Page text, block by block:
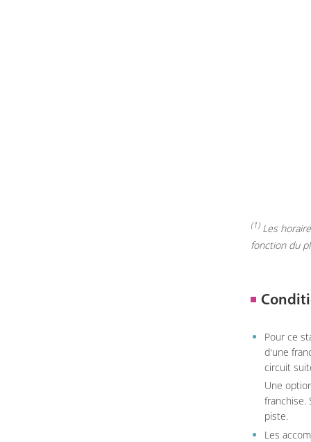
(1)Les
fonction du
Pour ce
d'une
circuit
Une
franchise.
piste.
Les